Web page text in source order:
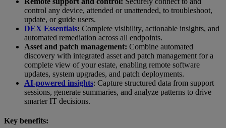
control any device, attended or unattended, to troubleshoot,
update, or guide users.
DEX Essentials: Complete visibility, actionable insights, and
automated remediation across all endpoints.
Asset and patch management: Combine automated
discovery with integrated asset and patch management for a
complete view of your estate, enabling remote software
updates, system upgrades, and patch deployments.
AI-powered insights: Capture structured data from support
sessions, generate summaries, and analyze patterns to drive
smarter IT decisions.
Key benefits: